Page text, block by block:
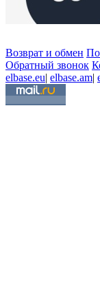
Возврат и обмен
Обратный звонок
elbase.eu| elbase.am|